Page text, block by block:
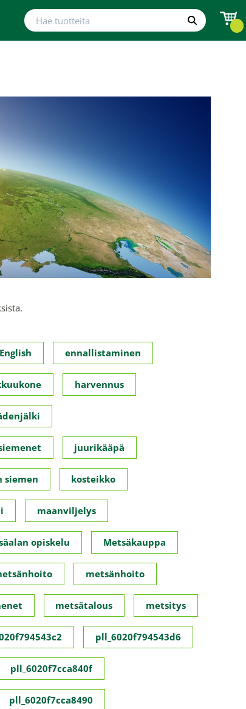
Hae tuotteita
Hae
English ennallistaminen
harvennus
juurikääpä
siemen kosteikko
maanviljelys
opiskelu Metsäkauppa
metsänhoito
metsätalous metsitys
pll_6020f794543d6
pll_6020f7cca840f
pll_6020f7cca8490